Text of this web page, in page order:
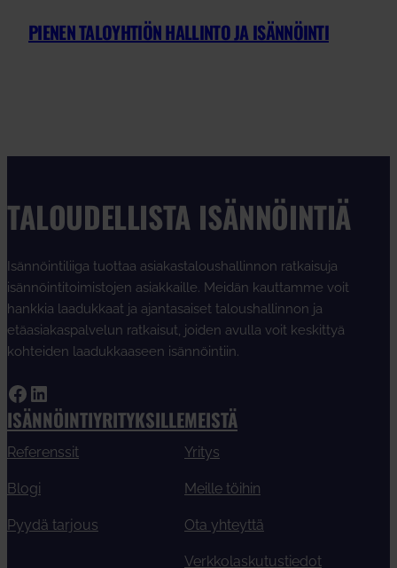
PIENEN TALOYHTIÖN HALLINTO JA ISÄNNÖINTI
TALOUDELLISTA ISÄNNÖINTIÄ
Isännöintiliiga tuottaa asiakastaloushallinnon ratkaisuja
isännöintitoimistojen asiakkaille. Meidän kauttamme voit
hankkia laadukkaat ja ajantasaiset taloushallinnon ja
etäasiakaspalvelun ratkaisut, joiden avulla voit keskittyä
kohteiden laadukkaaseen isännöintiin.
Facebook LinkedIn
ISÄNNÖINTIYRITYKSILLE
Referenssit
Blogi
Pyydä tarjous
MEISTÄ
Yritys
Meille töihin
Ota yhteyttä
Verkkolaskutustiedot